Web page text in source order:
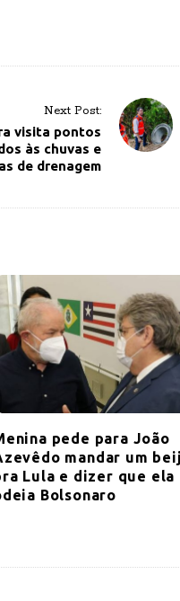
Next Post:
visita pontos
às chuvas e
de drenagem
pede para João
mandar um
Lula e dizer que ela
Bolsonaro